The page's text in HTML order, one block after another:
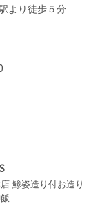
より徒歩５分
鯵姿造り付お造り